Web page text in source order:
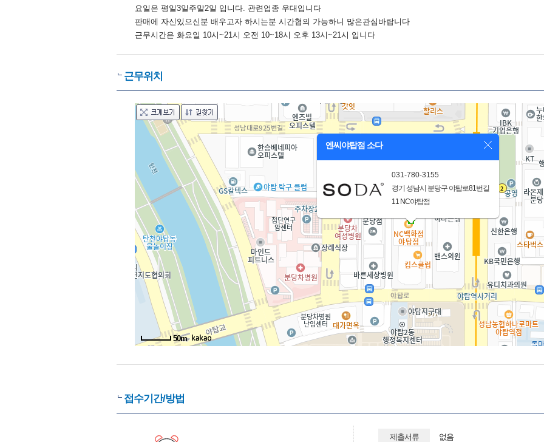
요일은 평일3일주말2일 입니다. 관련업종 우대입니다
판매에 자신있으신분 배우고자 하시는분 시간협의 가능하니 많은관심바랍니다
근무시간은 화요일 10시~21시 오전 10~18시 오후 13시~21시 입니다
근무위치
엔씨야탑점 소다
031-780-3155
경기 성남시 분당구 야탑로81번길
11 NC야탑점
50m
접수기간/방법
제출서류 없음